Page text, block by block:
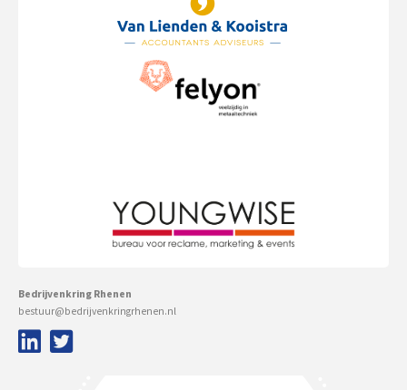
Bedrijvenkring Rhenen
bestuur@bedrijvenkringrhenen.nl